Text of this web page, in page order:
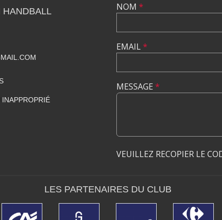
HANDBALL
NOM *
EMAIL*
MESSAGE *
VEUILLEZ RECOPIER LE
LES PARTENAIRES DU CLUB